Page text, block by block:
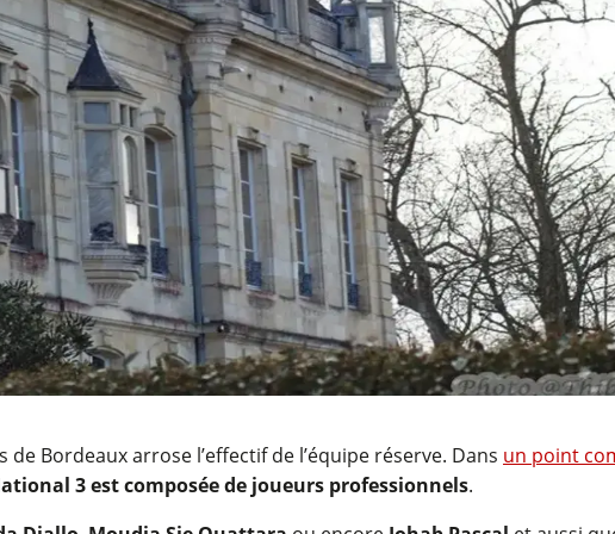
Bordeaux arrose l’effectif de l’équipe réserve. Dans un point
3 est composée de joueurs professionnels.